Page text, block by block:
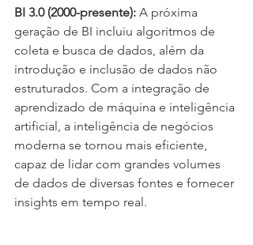
BI 3.0 (2000-presente): A próxima
geração de BI incluiu algoritmos de
coleta e busca de dados, além da
introdução e inclusão de dados não
estruturados. Com a integração de
aprendizado de máquina e inteligência
artificial, a inteligência de negócios
moderna se tornou mais eficiente,
capaz de lidar com grandes volumes
de dados de diversas fontes e fornecer
insights em tempo real.